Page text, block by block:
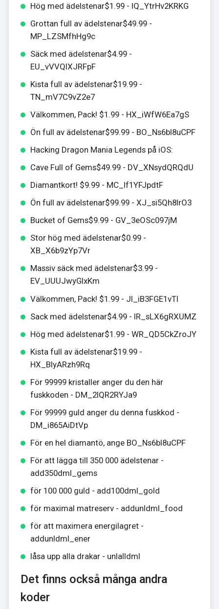
Hög med ädelstenar$1.99 - IQ_YtrHv2KRKG
Grottan full av ädelstenar$49.99 -
MP_LZSMfhHg9c
Säck med ädelstenar$4.99 -
EU_vVVQlXJRFpF
Kista full av ädelstenar$19.99 -
TN_mV7C9vZ2e7
Välkommen, Pack! $1.99 - HX_iWfW6Ea7gS
Ön full av ädelstenar$99.99 - BO_Ns6bl8uCPF
Hacking Dragon Mania Legends på iOS:
Cave Full of Gems$49.99 - DV_XNsydQRQdU
Diamantkort! $9.99 - MC_lf1YFJpdtF
Ön full av ädelstenar$99.99 - XJ_si5Qh8IrO3
Bucket of Gems$9.99 - GV_3eOSc097jM
Stor hög med ädelstenar$0.99 -
XB_X6b9zYp7Vr
Massiv säck med ädelstenar$3.99 -
EV_UUUJwyGIxKm
Välkommen, Pack! $1.99 - JI_iB3FGE1vTI
Sack med ädelstenar$4.99 - IR_sLX6gRXUMZ
Hög med ädelstenar$1.99 - WR_QD5CkZroJY
Kista full av ädelstenar$19.99 -
HX_BIyARzh9Rq
För 99999 kristaller anger du den här
fuskkoden - DM_2IQR2RYJa9
För 99999 guld anger du denna fuskkod -
DM_i865AiDtVp
För en hel diamantö, ange BO_Ns6bl8uCPF
För att lägga till 350 000 ädelstenar -
add350dml_gems
för 100 000 guld - add100dml_gold
för maximal matreserv - addunldml_food
för att maximera energilagret -
addunldml_ener
låsa upp alla drakar - unlalldml
Det finns också många andra
koder